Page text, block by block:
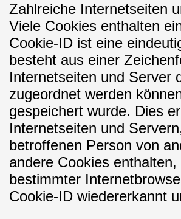
Zahlreiche Internetseiten
Viele Cookies enthalten
Cookie-ID ist eine
besteht aus einer
Internetseiten und Server
zugeordnet werden
gespeichert wurde. Dies
Internetseiten und
betroffenen Person von
andere Cookies
bestimmter
Cookie-ID wiedererkannt